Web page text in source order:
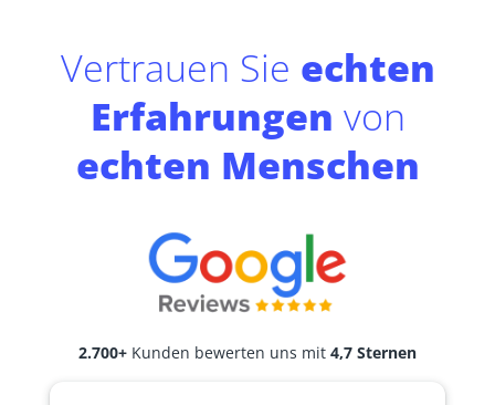
Vertrauen Sie echten
Erfahrungen von
echten Menschen
2.700+ Kunden bewerten uns mit 4,7 Sternen